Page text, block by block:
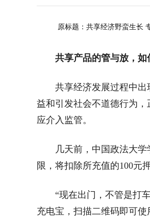
原标题：共享经济野蛮生长
共享产品的管与放，如
共享经济发展过程中
益和引发社会不道德行为，
应介入监管。
几天前，中国政法大
限，将扣除所充值的100元押
“现在出门，不管是打
充电宝，扫描二维码即可